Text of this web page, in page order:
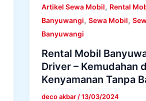
Artikel Sewa Mobil, Rental
Banyuwangi,Sewa Mobil,
Banyuwangi
Rental Mobil
Driver – Kemudahan
Kenyamanan Tanpa
deco akbar /13/03/2024